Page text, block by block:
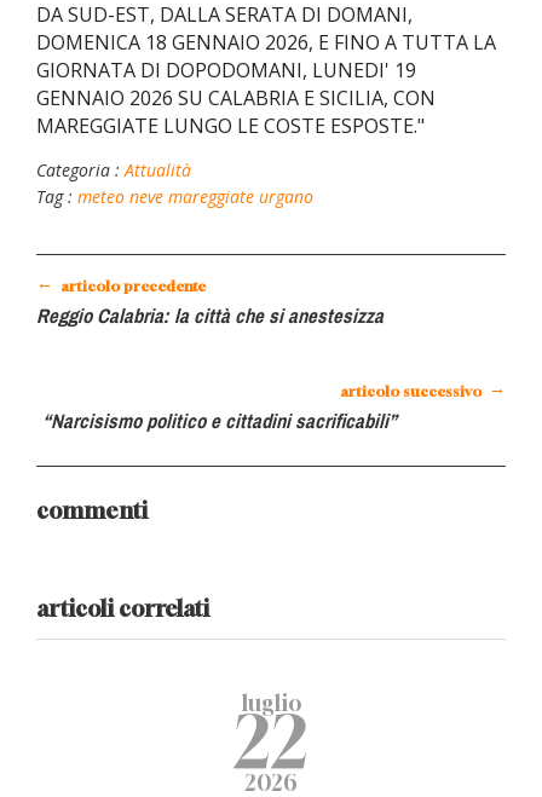
DA SUD-EST, DALLA SERATA DI DOMANI,
DOMENICA 18 GENNAIO 2026, E FINO A TUTTA LA
GIORNATA DI DOPODOMANI, LUNEDI' 19
GENNAIO 2026 SU CALABRIA E SICILIA, CON
MAREGGIATE LUNGO LE COSTE ESPOSTE."
Categoria :Attualità
Tag : meteo neve mareggiate urgano
← articolo precedente
Reggio Calabria: la città che si anestesizza
articolo successivo →
“Narcisismo politico e cittadini sacrificabili”
commenti
articoli correlati
luglio
22
2026